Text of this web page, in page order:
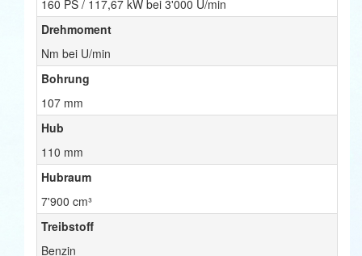
160 PS / 117,67 kW bei 3'000 U/min
Drehmoment
Nm bei U/min
Bohrung
107 mm
Hub
110 mm
Hubraum
7'900 cm³
Treibstoff
Benzin